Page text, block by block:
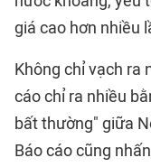
giá cao hơn nhiều
Không chỉ vạch ra
cáo chỉ ra nhiều
bất thường" giữa
Báo cáo cũng